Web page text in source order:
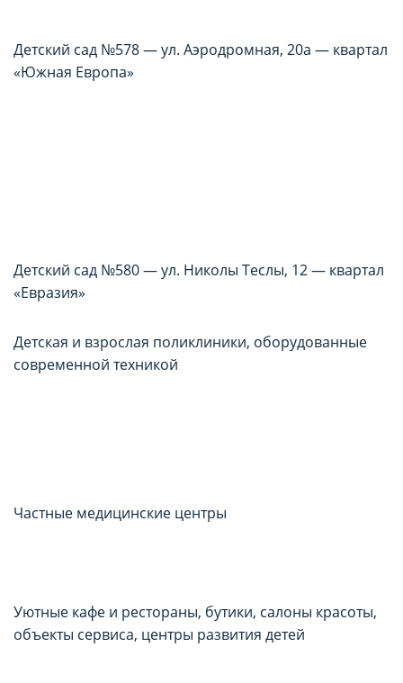
Детский сад №578 — ул. Аэродромная, 20а — квартал
«Южная Европа»
Детский сад №580 — ул. Николы Теслы, 12 — квартал
«Евразия»
Детская и взрослая поликлиники, оборудованные
современной техникой
Частные медицинские центры
Уютные кафе и рестораны, бутики, салоны красоты,
объекты сервиса, центры развития детей